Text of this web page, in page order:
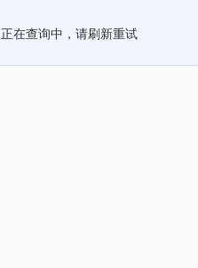
正在查询中，请刷新重试